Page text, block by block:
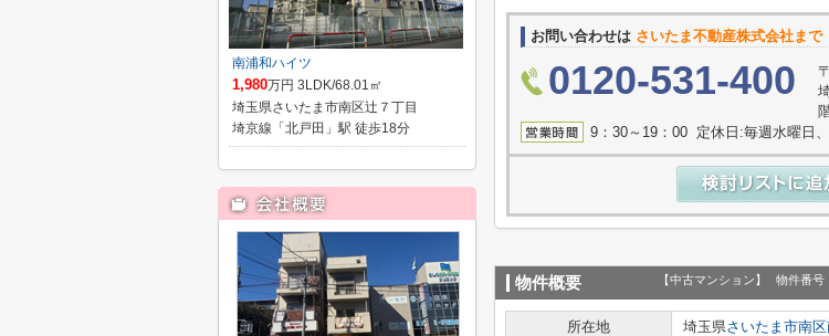
お問い合わせは さいたま不動産株式会社まで
0120-531-400
9：30～19：00 定休日:毎週水曜日
物件概要 【中古マンション】 物件番号
所在地 埼玉県さいたま市南区
南浦和ハイツ
1,980万円 3LDK/68.01㎡
埼玉県さいたま市南区辻７丁目
埼京線「北戸田」駅 徒歩18分